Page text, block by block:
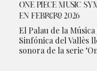
ONE PIECE MUSIC
EN FEBRERO 2026
El Palau de la
Sinfónica del Vallès
sonora de la serie